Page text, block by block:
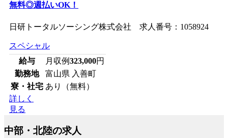
無料◎週払いOK！
日研トータルソーシング株式会社 求人番号：1058924
スペシャル
給与
月収例323,000円
勤務地
富山県 入善町
寮・社宅 あり（無料）
詳しく
見る
中部・北陸の求人